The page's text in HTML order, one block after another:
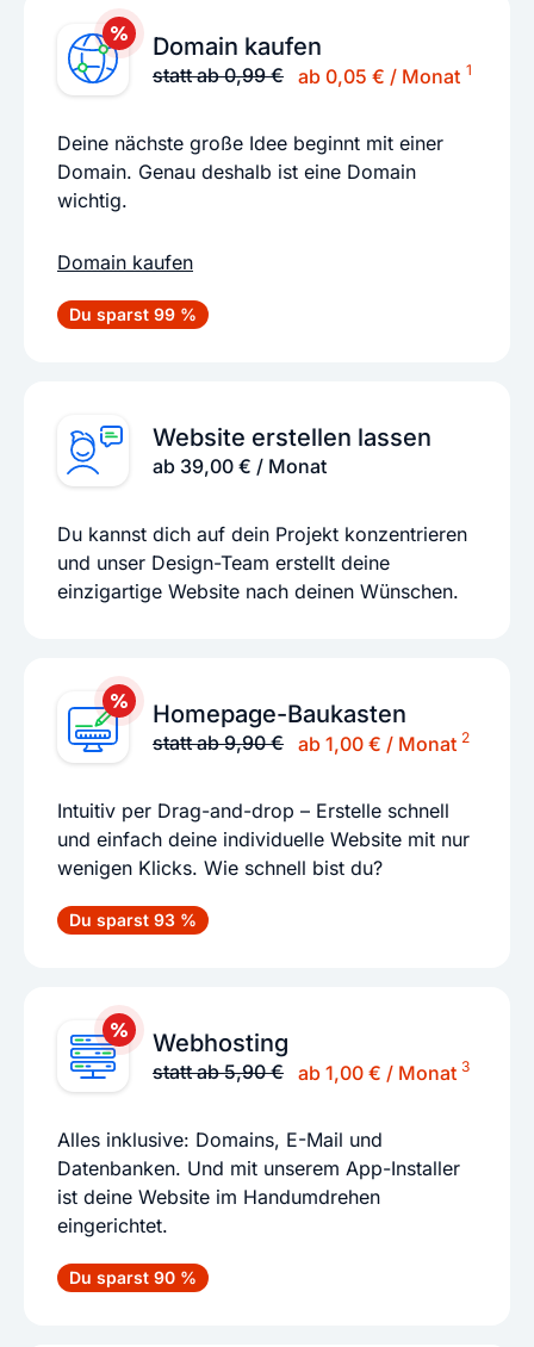
Domain kaufen
statt ab 0,99 € ab 0,05 € / Monat 1
Deine nächste große Idee beginnt mit einer
Domain. Genau deshalb ist eine Domain
wichtig.
Domain kaufen
Du sparst 99 %
Website erstellen lassen
ab 39,00 € / Monat
Du kannst dich auf dein Projekt konzentrieren
und unser Design-Team erstellt deine
einzigartige Website nach deinen Wünschen.
Homepage-Baukasten
statt ab 9,90 € ab 1,00 € / Monat 2
Intuitiv per Drag-and-drop – Erstelle schnell
und einfach deine individuelle Website mit nur
wenigen Klicks. Wie schnell bist du?
Du sparst 93 %
Webhosting
statt ab 5,90 € ab 1,00 € / Monat 3
Alles inklusive: Domains, E-Mail und
Datenbanken. Und mit unserem App-Installer
ist deine Website im Handumdrehen
eingerichtet.
Du sparst 90 %